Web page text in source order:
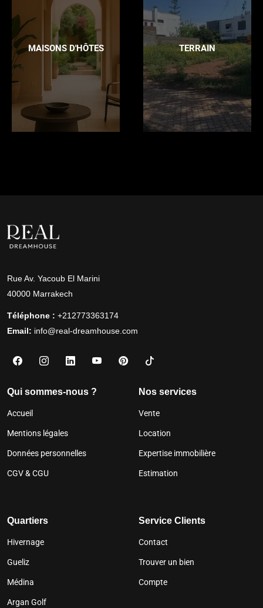
MAISONS D'HÔTES TERRAIN
Rue Av. Yacoub El Marini
40000 Marrakech
Téléphone : +212773363174
Email: info@real-dreamhouse.com
Qui sommes-nous ?
Accueil
Mentions légales
Données personnelles
CGV & CGU
Nos services
Vente
Location
Expertise immobilière
Estimation
Quartiers
Hivernage
Gueliz
Médina
Argan Golf
Service Clients
Contact
Trouver un bien
Compte